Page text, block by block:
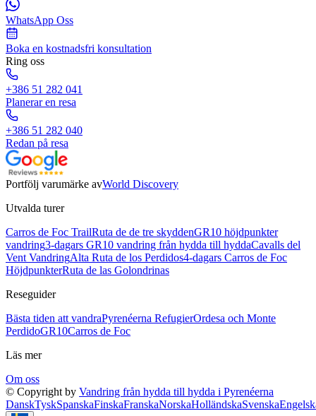
WhatsApp Oss
Boka en kostnadsfri konsultation
Ring oss
+386 51 282 041
Planerar en resa
+386 51 282 040
Redan på resa
Portfölj varumärke avWorld Discovery
Utvalda turer
Carros de Foc TrailRuta de de tre skyddenGR10 höjdpunkter
vandring3-dagars GR10 vandring från hydda till hyddaCavalls del
Vent VandringAlta Ruta de los Perdidos4-dagars Carros de Foc
HöjdpunkterRuta de las Golondrinas
Reseguider
Bästa tiden att vandraPyrenéerna RefugierOrdesa och Monte
PerdidoGR10Carros de Foc
Läs mer
Om oss
© Copyright by Vandring från hydda till hydda i Pyrenéerna
DanskTyskSpanskaFinskaFranskaNorskaHolländskaSvenska